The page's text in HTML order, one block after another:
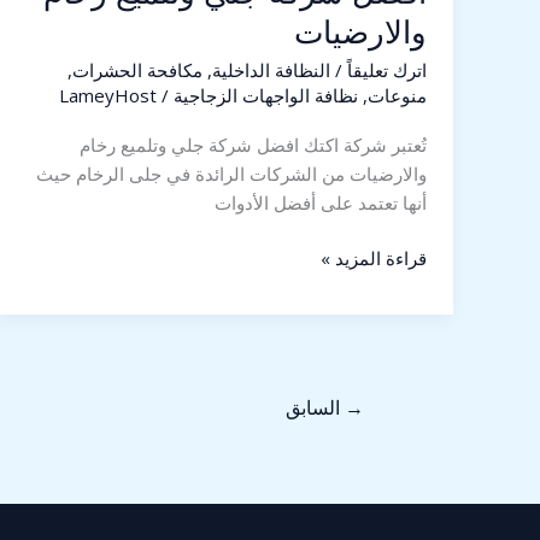
والارضيات
اترك تعليقاً / النظافة الداخلية, مكافحة الحشرات,
منوعات, نظافة الواجهات الزجاجية /
LameyHost
تُعتبر شركة اكتك افضل شركة جلي وتلميع رخام
والارضيات من الشركات الرائدة في جلى الرخام حيث
أنها تعتمد على أفضل الأدوات
قراءة المزيد »
→ السابق